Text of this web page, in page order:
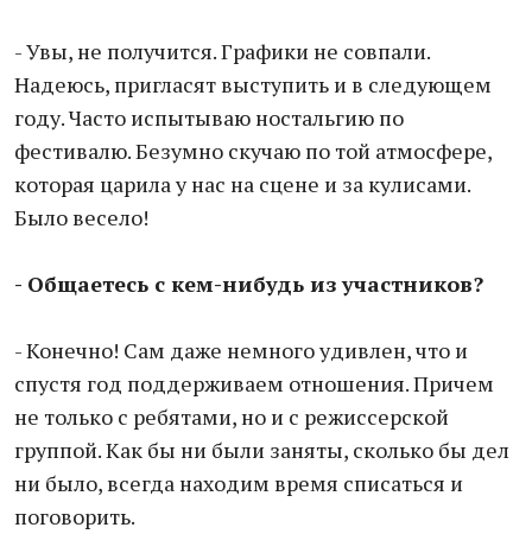
- Увы, не получится. Графики не совпали.
Надеюсь, пригласят выступить и в следующем
году. Часто испытываю ностальгию по
фестивалю. Безумно скучаю по той атмосфере,
которая царила у нас на сцене и за кулисами.
Было весело!
- Общаетесь с кем-нибудь из участников?
- Конечно! Сам даже немного удивлен, что и
спустя год поддерживаем отношения. Причем
не только с ребятами, но и с режиссерской
группой. Как бы ни были заняты, сколько бы дел
ни было, всегда находим время списаться и
поговорить.